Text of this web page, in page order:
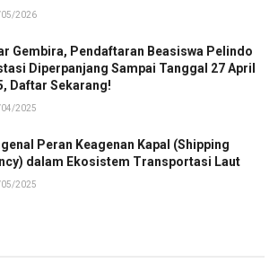
2026
Gembira, Pendaftaran Beasiswa Pelindo
Diperpanjang Sampai Tanggal 27 April
Daftar Sekarang!
2025
Peran Keagenan Kapal (Shipping
dalam Ekosistem Transportasi Laut
2025